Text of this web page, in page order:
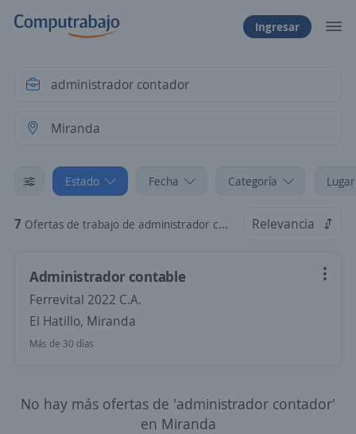
Ingresar
Estado Fecha Categoría
7 Ofertas de trabajo de administrador contador en Miranda Relevancia
Administrador contable
Ferrevital 2022 C.A.
El Hatillo, Miranda
Más de 30 días
No hay más ofertas de 'administrador contador'
en Miranda